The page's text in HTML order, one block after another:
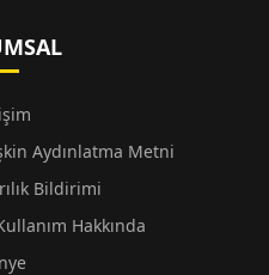
Aydınlatma Metni
Bildirimi
Hakkında